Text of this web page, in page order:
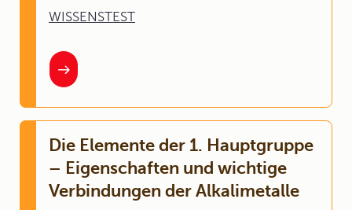
WISSENSTEST
Die Elemente der 1. Hauptgruppe
– Eigenschaften und wichtige
Verbindungen der Alkalimetalle